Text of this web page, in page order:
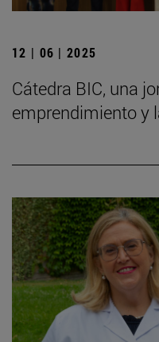
12 | 06 | 2025
Cátedra BIC, una
emprendimiento y